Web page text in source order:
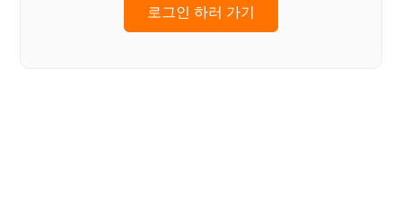
로그인 하러 가기